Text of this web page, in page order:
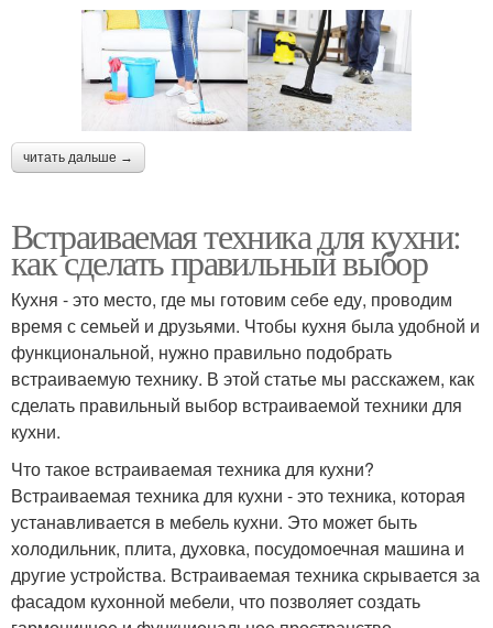
читать дальше →
Встраиваемая техника для кухни:
как сделать правильный выбор
Кухня - это место, где мы готовим себе еду, проводим
время с семьей и друзьями. Чтобы кухня была удобной и
функциональной, нужно правильно подобрать
встраиваемую технику. В этой статье мы расскажем, как
сделать правильный выбор встраиваемой техники для
кухни.
Что такое встраиваемая техника для кухни?
Встраиваемая техника для кухни - это техника, которая
устанавливается в мебель кухни. Это может быть
холодильник, плита, духовка, посудомоечная машина и
другие устройства. Встраиваемая техника скрывается за
фасадом кухонной мебели, что позволяет создать